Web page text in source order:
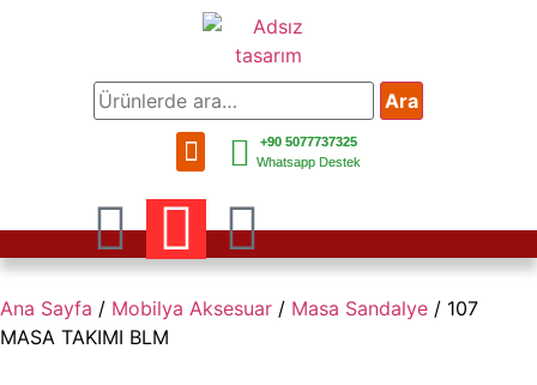
Ara
+90 5077737325
Whatsapp Destek
Ana Sayfa / Mobilya Aksesuar / Masa Sandalye / 107
MASA TAKIMI BLM